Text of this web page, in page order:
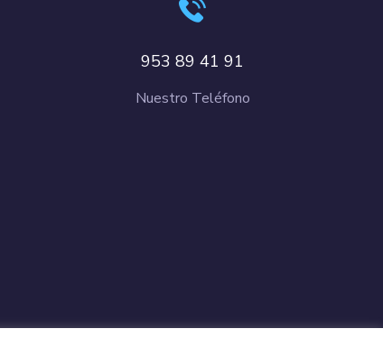
953 89 41 91
Nuestro Teléfono